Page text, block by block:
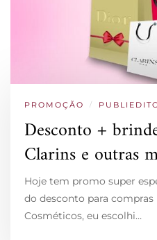
PROMOÇÃO /
Desconto +
Clarins e outras
Hoje tem promo super
do desconto para compras
Cosméticos, eu escolhi…